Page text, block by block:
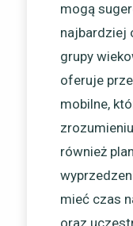
mogą
najbardziej
grupy
oferuje
mobilne,
również
mieć czas
oraz